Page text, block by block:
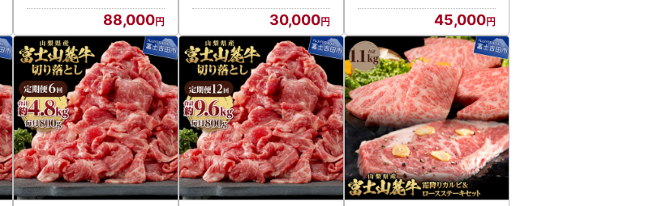
88,000 30,000 45,000